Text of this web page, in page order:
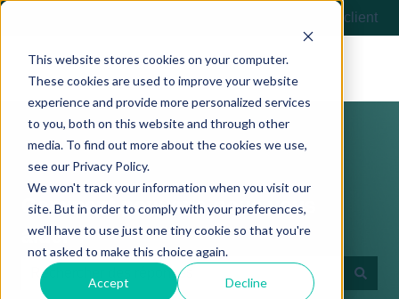
This website stores cookies on your computer.
These cookies are used to improve your website
experience and provide more personalized services
to you, both on this website and through other
media. To find out more about the cookies we use,
see our Privacy Policy.
We won't track your information when you visit our
site. But in order to comply with your preferences,
we'll have to use just one tiny cookie so that you're
not asked to make this choice again.
Accept Decline
Afficher le sous-menu pour les traductions
Portail client
Comment pouvons-nous vous
aider ?